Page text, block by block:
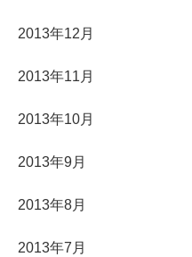
2013年12月
2013年11月
2013年10月
2013年9月
2013年8月
2013年7月